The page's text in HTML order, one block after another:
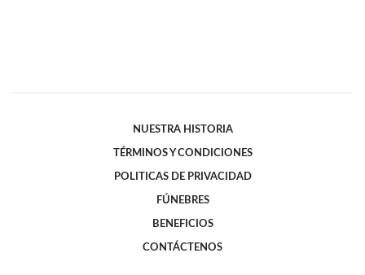
NUESTRA HISTORIA
TÉRMINOS Y CONDICIONES
POLITICAS DE PRIVACIDAD
FÚNEBRES
BENEFICIOS
CONTÁCTENOS